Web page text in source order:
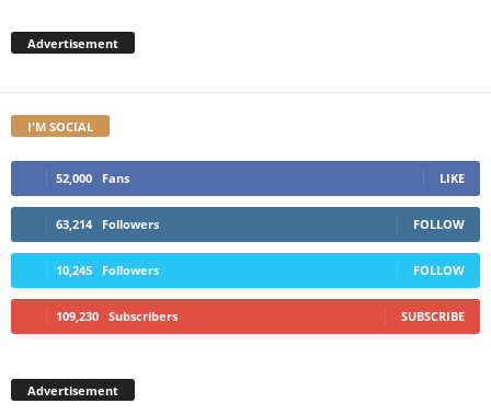
Advertisement
I'M SOCIAL
52,000 Fans LIKE
63,214 Followers FOLLOW
10,245 Followers FOLLOW
109,230 Subscribers SUBSCRIBE
Advertisement